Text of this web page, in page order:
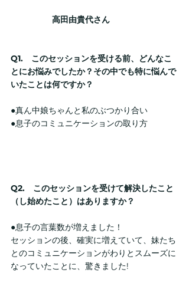
高田由貴代さん
Q1.　このセッションを受ける前、どんなこ
とにお悩みでしたか？その中でも特に悩んで
いたことは何ですか？
●真ん中娘ちゃんと私のぶつかり合い
●息子のコミュニケーションの取り方
Q2.　このセッションを受けて解決したこと
（し始めたこと）はありますか？
●息子の言葉数が増えました！
セッションの後、確実に増えていて、妹たち
とのコミュニケーションがわりとスムーズに
なっていたことに、驚きました!